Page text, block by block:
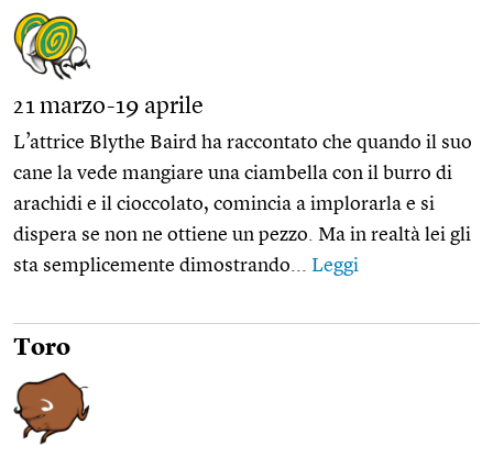
21 marzo-19 aprile
L’attrice Blythe Baird ha raccontato che quando il suo
cane la vede mangiare una ciambella con il burro di
arachidi e il cioccolato, comincia a implorarla e si
dispera se non ne ottiene un pezzo. Ma in realtà lei gli
sta semplicemente dimostrando... Leggi
Toro